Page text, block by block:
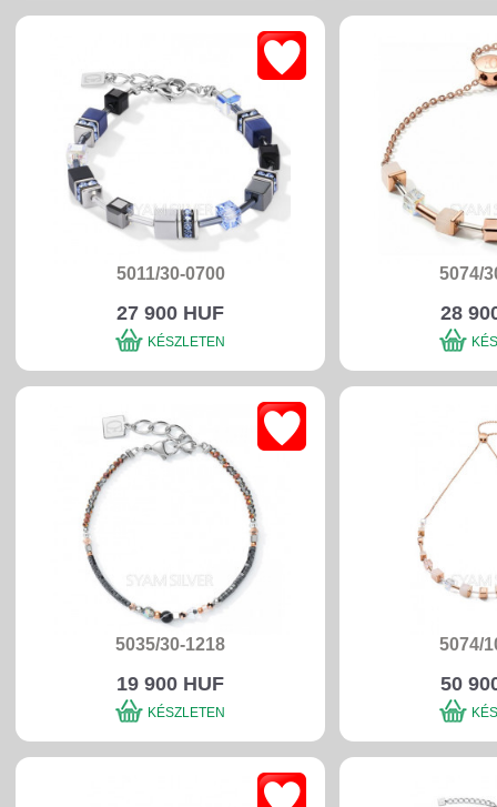
5011/30-0700
27 900 HUF
KÉSZLETEN
5074/
28
5035/30-1218
19 900 HUF
KÉSZLETEN
5074/
50